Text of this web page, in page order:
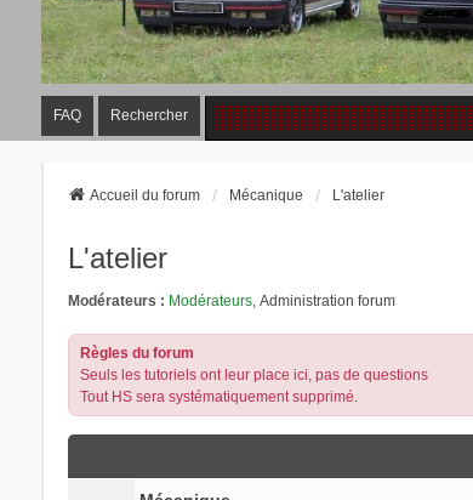
FAQ Rechercher
Accueil du forum Mécanique L'atelier
L'atelier
Modérateurs : Modérateurs, Administration forum
Règles du forum
Seuls les tutoriels ont leur place ici, pas de questions
Tout HS sera systématiquement supprimé.